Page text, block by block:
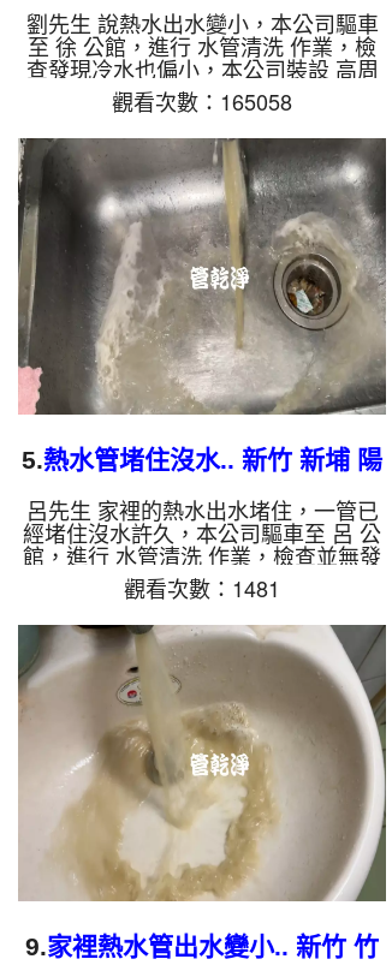
康樂街 洗水管
劉先生 說熱水出水變小，本公司驅車
至 徐 公館，進行 水管清洗 作業，檢
查發現冷水也偏小，本公司裝設 高周
波水管清洗機，注入 檸檬酸 至水管，
等了約15分，開啟 水管清洗機 ，啟動
螺旋波 模式，一洗水管就流出髒水，
看起來就像是米漿，兩個多小時後，冷
熱出水量也變大了。 如是自來水，如
水管老化，會產生鐵鏽跟泥沙堆積，洗
出來的水就會是咖啡色，地下水含有氧
化錳，管壁上會結成黑色管垢，洗出來
的水會跟石油一樣黑，有些洗出綠色的
水，是因為裡面有銅的物質，生鏽產生
銅綠，如是藍色的水，是因為水龍頭合
金的養...
觀看次數：165058
5.熱水管堵住沒水.. 新竹 新埔 陽
明街 水管清洗
呂先生 家裡的熱水出水堵住，一管已
經堵住沒水許久，本公司驅車至 呂 公
館，進行 水管清洗 作業，檢查並無發
現，本公司裝設 高周波水管清洗機，
注入 檸檬酸 至水管，等了約15分，開
啟 水管清洗機 ，啟動 螺旋波 模式，
一洗水管就流出棕色銹水，兩個多小時
後，出水變乾淨熱水出水量也恢復了。
如是自來水，如水管老化，會產生鐵鏽
跟泥沙堆積，洗出來的水就會是咖啡
色，地下水含有氧化錳，管壁上會結成
黑色管垢，洗出來的水會跟石油一樣
黑，有些洗出綠色的水，是因為裡面有
銅的物質，生鏽產生銅綠，如是藍色的
水，是因...
觀看次數：1481
9.家裡熱水管出水變小.. 新竹 竹